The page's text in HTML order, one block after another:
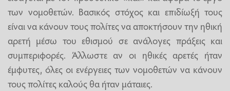
των νομοθετών. Βασικός στόχος και επιδίωξή τους
είναι να κάνουν τους πολίτες να αποκτήσουν την ηθική
αρετή μέσω του εθισμού σε ανάλογες πράξεις και
συμπεριφορές. Άλλωστε αν οι ηθικές αρετές ήταν
έμφυτες, όλες οι ενέργειες των νομοθετών να κάνουν
τους πολίτες καλούς θα ήταν μάταιες.